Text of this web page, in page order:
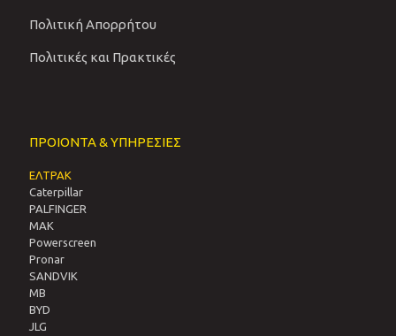
Πολιτική Απορρήτου
Πολιτικές και Πρακτικές
ΠΡΟΙΟΝΤΑ & ΥΠΗΡΕΣΙΕΣ
ΕΛΤΡΑΚ
Caterpillar
PALFINGER
MAK
Powerscreen
Pronar
SANDVIΚ
MB
BYD
JLG